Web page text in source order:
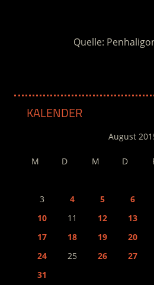
Quelle:
KALENDER
August
M D M D
3
4 5 6
10
11 12 13
17
18 19 20
24
25 26 27
31